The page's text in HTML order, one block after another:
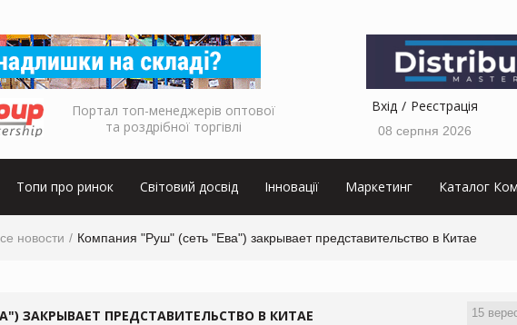
Портал топ-менеджерів оптової
та роздрібної торгівлі
Вхід Реєстрація
08 серпня 2026
Топи про ринок Світовий досвід Інновації Маркетинг Каталог
новости Компания "Руш" (сеть "Ева") закрывает представительство в Китае
15
ЗАКРЫВАЕТ ПРЕДСТАВИТЕЛЬСТВО В КИТАЕ